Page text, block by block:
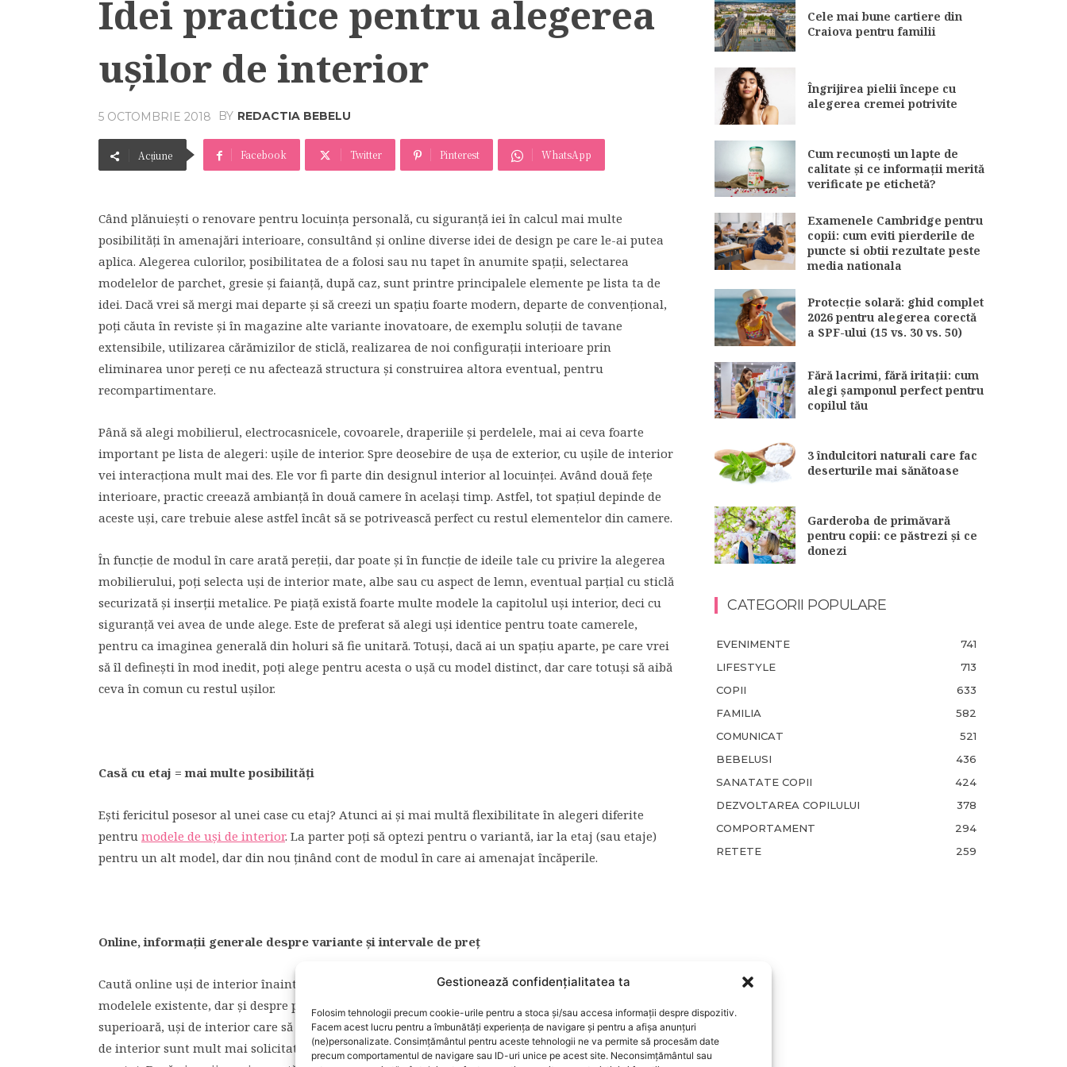
Gestionează confidențialitatea ta
Folosim tehnologii precum cookie-urile pentru a stoca și/sau accesa informații despre dispozitiv.
Facem acest lucru pentru a îmbunătăți experiența de navigare și pentru a afișa anunțuri
(ne)personalizate. Consimțământul pentru aceste tehnologii ne va permite să procesăm date
precum comportamentul de navigare sau ID-uri unice pe acest site. Neconsimțământul sau
Idei practice pentru alegerea
ușilor de interior
5 OCTOMBRIE 2018 BY REDACTIA BEBELU
Acțiune Facebook Twitter Pinterest WhatsApp
Când plănuiești o renovare pentru locuința personală, cu siguranță iei în calcul mai multe
posibilități în amenajări interioare, consultând și online diverse idei de design pe care le-ai putea
aplica. Alegerea culorilor, posibilitatea de a folosi sau nu tapet în anumite spații, selectarea
modelelor de parchet, gresie și faianță, după caz, sunt printre principalele elemente pe lista ta de
idei. Dacă vrei să mergi mai departe și să creezi un spațiu foarte modern, departe de convențional,
poți căuta în reviste și în magazine alte variante inovatoare, de exemplu soluții de tavane
extensibile, utilizarea cărămizilor de sticlă, realizarea de noi configurații interioare prin
eliminarea unor pereți ce nu afectează structura și construirea altora eventual, pentru
recompartimentare.
Până să alegi mobilierul, electrocasnicele, covoarele, draperiile și perdelele, mai ai ceva foarte
important pe lista de alegeri: ușile de interior. Spre deosebire de ușa de exterior, cu ușile de interior
vei interacționa mult mai des. Ele vor fi parte din designul interior al locuinței. Având două fețe
interioare, practic creează ambianță în două camere în același timp. Astfel, tot spațiul depinde de
aceste uși, care trebuie alese astfel încât să se potrivească perfect cu restul elementelor din camere.
În funcție de modul în care arată pereții, dar poate și în funcție de ideile tale cu privire la alegerea
mobilierului, poți selecta uși de interior mate, albe sau cu aspect de lemn, eventual parțial cu sticlă
securizată și inserții metalice. Pe piață există foarte multe modele la capitolul uși interior, deci cu
siguranță vei avea de unde alege. Este de preferat să alegi uși identice pentru toate camerele,
pentru ca imaginea generală din holuri să fie unitară. Totuși, dacă ai un spațiu aparte, pe care vrei
să îl definești în mod inedit, poți alege pentru acesta o ușă cu model distinct, dar care totuși să aibă
ceva în comun cu restul ușilor.
Casă cu etaj = mai multe posibilități
Ești fericitul posesor al unei case cu etaj? Atunci ai și mai multă flexibilitate în alegeri diferite
pentru modele de uși de interior. La parter poți să optezi pentru o variantă, iar la etaj (sau etaje)
pentru un alt model, dar din nou ținând cont de modul în care ai amenajat încăperile.
Online, informații generale despre variante și intervale de preț
Caută online uși de interior înainte să mergi în magazine fizice. Îți vei face o idee generală despre
modelele existente, dar și despre prețul la care să te aștepti. Caută modele de uși de calitate
superioară, uși de interior care să fie rezistente pe termen lung. Gândește-te de la început că ușile
de interior sunt mult mai solicitate decât cele de exterior, le deschizi și le închizi poate în mod
Cele mai bune cartiere din
Craiova pentru familii
Îngrijirea pielii începe cu
alegerea cremei potrivite
Cum recunoști un lapte de
calitate și ce informații merită
verificate pe etichetă?
Examenele Cambridge pentru
copii: cum eviti pierderile de
puncte si obtii rezultate peste
media nationala
Protecție solară: ghid complet
2026 pentru alegerea corectă
a SPF-ului (15 vs. 30 vs. 50)
Fără lacrimi, fără iritații: cum
alegi șamponul perfect pentru
copilul tău
3 îndulcitori naturali care fac
deserturile mai sănătoase
Garderoba de primăvară
pentru copii: ce păstrezi și ce
donezi
CATEGORII POPULARE
EVENIMENTE
741
LIFESTYLE
713
COPII
633
FAMILIA
582
COMUNICAT
521
BEBELUSI
436
SANATATE COPII
424
DEZVOLTAREA COPILULUI
378
COMPORTAMENT
294
RETETE
259